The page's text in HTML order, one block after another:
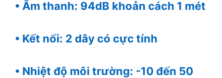
• Âm thanh: 94dB khoản cách 1 mét
• Kết nối: 2 dây có cực tính
• Nhiệt độ môi trường: -10 đến 50